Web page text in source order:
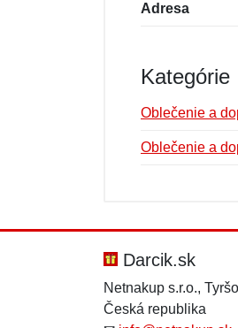
Adresa
Kategórie
Oblečenie a
Oblečenie a
Správa*
Správa*
Darcik.sk
Netnakup s.r.o.,
Česká republika